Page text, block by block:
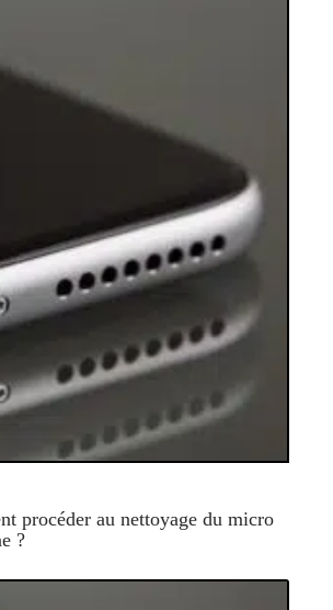
procéder au nettoyage du micro
?